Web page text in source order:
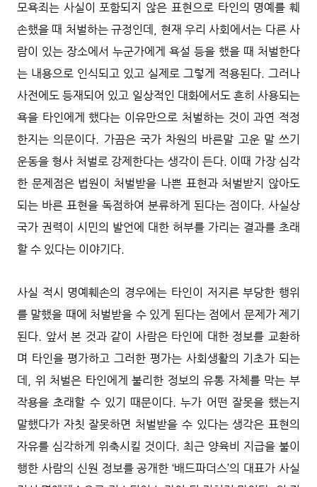
모욕죄는 사실이 포함되지 않은 표현으로 타인의 명예를 훼
손했을 때 처벌하는 규정인데, 현재 우리 사회에서는 다른 사
람이 있는 장소에서 누군가에게 욕설 등을 했을 때 처벌한다
는 내용으로 인식되고 있고 실제로 그렇게 적용된다. 그러나
사전에도 등재되어 있고 일상적인 대화에서도 흔히 사용되는
욕을 타인에게 했다는 이유만으로 처벌하는 것이 과연 적정
한지는 의문이다. 가끔은 국가 차원의 바른말 고운 말 쓰기
운동을 형사 처벌로 강제한다는 생각이 든다. 이때 가장 심각
한 문제점은 법원이 처벌받을 나쁜 표현과 처벌받지 않아도
되는 바른 표현을 독점하여 분류하게 된다는 점이다. 사실상
국가 권력이 시민의 발언에 대한 허부를 가리는 결과를 초래
할 수 있다는 이야기다.
사실 적시 명예훼손의 경우에는 타인이 저지른 부당한 행위
를 말했을 때에 처벌받을 수 있게 된다는 점에서 문제가 제기
된다. 앞서 본 것과 같이 사람은 타인에 대한 정보를 교환하
며 타인을 평가하고 그러한 평가는 사회생활의 기초가 되는
데, 위 처벌은 타인에게 불리한 정보의 유통 자체를 막는 부
작용을 초래할 수 있기 때문이다. 누가 어떤 잘못을 했는지
말했다가 자칫 잘못하면 처벌받을 수 있다는 생각은 표현의
자유를 심각하게 위축시킬 것이다. 최근 양육비 지급을 불이
행한 사람의 신원 정보를 공개한 ‘배드파더스’의 대표가 사실